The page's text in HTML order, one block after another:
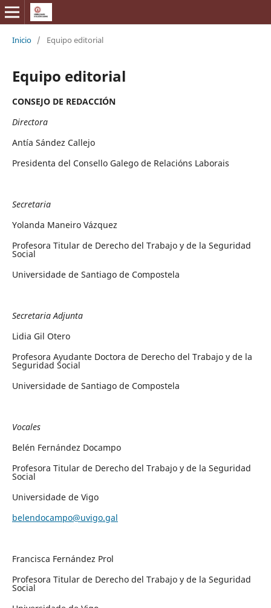
Inicio / Equipo editorial
Equipo editorial
CONSEJO DE REDACCIÓN
Directora
Antía Sández Callejo
Presidenta del Consello Galego de Relacións Laborais
Secretaria
Yolanda Maneiro Vázquez
Profesora Titular de Derecho del Trabajo y de la Seguridad
Social
Universidade de Santiago de Compostela
Secretaria Adjunta
Lidia Gil Otero
Profesora Ayudante Doctora de Derecho del Trabajo y de la
Seguridad Social
Universidade de Santiago de Compostela
Vocales
Belén Fernández Docampo
Profesora Titular de Derecho del Trabajo y de la Seguridad
Social
Universidade de Vigo
belendocampo@uvigo.gal
Francisca Fernández Prol
Profesora Titular de Derecho del Trabajo y de la Seguridad
Social